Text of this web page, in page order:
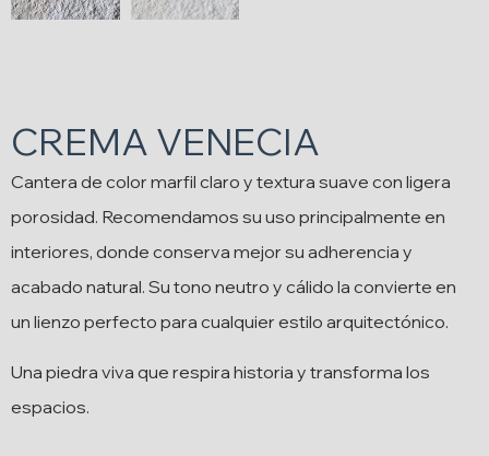
CREMA VENECIA
Cantera de color marfil claro y textura suave con ligera
porosidad. Recomendamos su uso principalmente en
interiores, donde conserva mejor su adherencia y
acabado natural. Su tono neutro y cálido la convierte en
un lienzo perfecto para cualquier estilo arquitectónico.
Una piedra viva que respira historia y transforma los
espacios.